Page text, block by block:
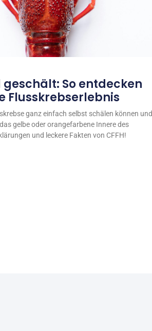
geschält: So entdecken
Flusskrebserlebnis
ganz einfach selbst schälen können und
gelbe oder orangefarbene Innere des
und leckere Fakten von CFFH!